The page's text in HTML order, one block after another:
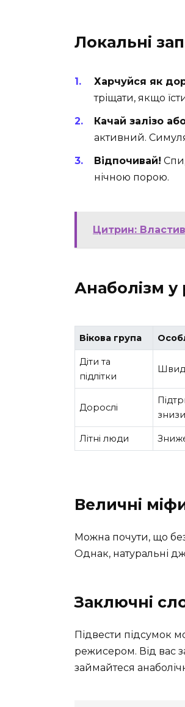
Локальні
Харчуйся як
тріщати, якщо
Качай залізо
активний.
Відпочивай!
нічною порою.
Цитрин:
Анаболізм у
Вікова група
Діти та
підлітки
Дорослі
Літні люди
Величні
Можна почути, що
Однак, натуральні
Заключні
Підвести підсумок
режисером. Від вас
займайтеся